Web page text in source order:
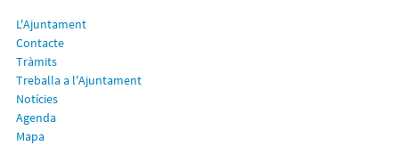
L'Ajuntament
Contacte
Tràmits
Treballa a l'Ajuntament
Notícies
Agenda
Mapa